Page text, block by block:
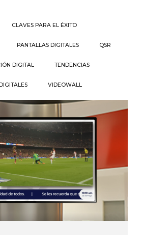
CLAVES PARA EL ÉXITO
PANTALLAS DIGITALES QSR
DIGITAL TENDENCIAS
VIDEOWALL